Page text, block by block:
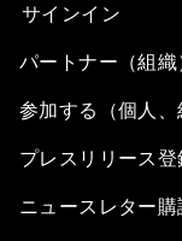
サインイン
パートナー（組織
参加する（個人、
プレスリリース登
ニュースレター購